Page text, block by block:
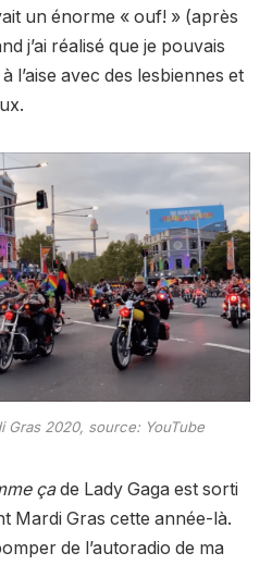
un énorme « ouf! » (après
j’ai réalisé que je pouvais
l’aise avec des lesbiennes et
Gras 2020, source: YouTube
çade Lady Gaga est sorti
Mardi Gras cette année-là.
de l’autoradio de ma